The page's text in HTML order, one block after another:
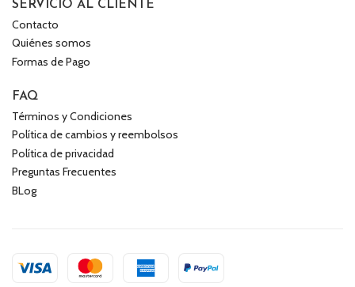
SERVICIO AL CLIENTE
Contacto
Quiénes somos
Formas de Pago
FAQ
Términos y Condiciones
Política de cambios y reembolsos
Política de privacidad
Preguntas Frecuentes
BLog